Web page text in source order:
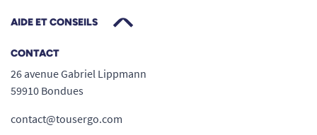
AIDE ET CONSEILS
CONTACT
26 avenue Gabriel Lippmann
59910 Bondues
contact@tousergo.com